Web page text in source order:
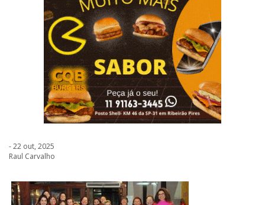
- 22 out, 2025
Raul Carvalho